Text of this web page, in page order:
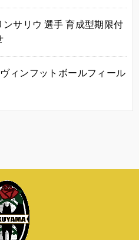
ンサリウ 選手 育成型期限付
ィンフットボールフィール